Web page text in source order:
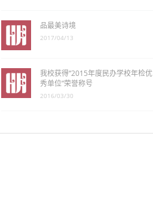
品最美诗境
2017/04/13
我校获得“2015年度民办学校年检优
秀单位”荣誉称号
2016/03/30